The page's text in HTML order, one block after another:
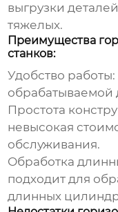
выгрузки
тяжелых.
Преимущества
станков:
Удобство работы:
обрабатываемой
Простота
невысокая
обслуживания.
Обработка
подходит для
длинных